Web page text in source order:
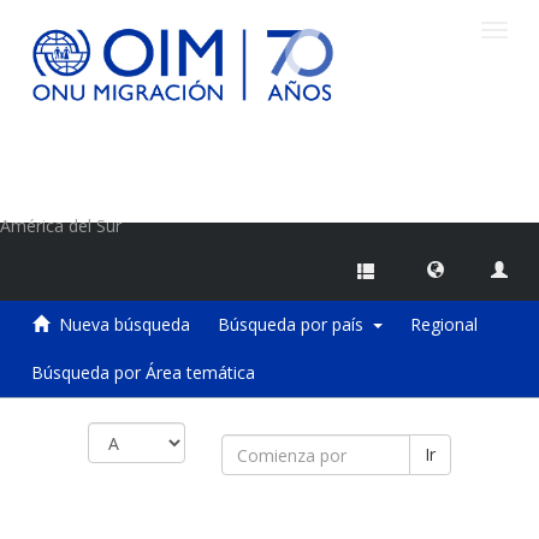
América del Sur
Nueva búsqueda Búsqueda por país Regional
Búsqueda por Área temática
Ir